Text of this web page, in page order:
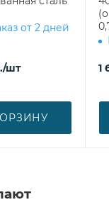
от 2 дней
/шт 1